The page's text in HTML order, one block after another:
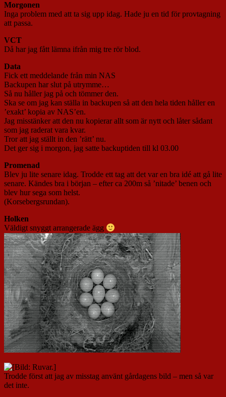
Morgonen
Inga problem med att ta sig upp idag. Hade ju en tid för provtagning
att passa.
VCT
Då har jag fått lämna ifrån mig tre rör blod.
Data
Fick ett meddelande från min NAS
Backupen har slut på utrymme…
Så nu håller jag på och tömmer den.
Ska se om jag kan ställa in backupen så att den hela tiden håller en
’exakt’ kopia av NAS’en.
Jag misstänker att den nu kopierar allt som är nytt och låter sådant
som jag raderat vara kvar.
Tror att jag ställt in den ’rätt’ nu.
Det ger sig i morgon, jag satte backuptiden till kl 03.00
Promenad
Blev ju lite senare idag. Trodde ett tag att det var en bra idé att gå lite
senare. Kändes bra i början – efter ca 200m så ’nitade’ benen och
blev hur sega som helst.
(Korsebergsrundan).
Holken
Väldigt snyggt arrangerade ägg
Trodde först att jag av misstag använt gårdagens bild – men så var
det inte.